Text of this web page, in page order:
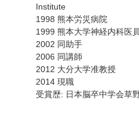
Institute
1998 熊本労災病院
1999 熊本大学神経内科医員
2002 同助手
2006 同講師
2012 大分大学准教授
2014 現職
受賞歴: 日本脳卒中学会草